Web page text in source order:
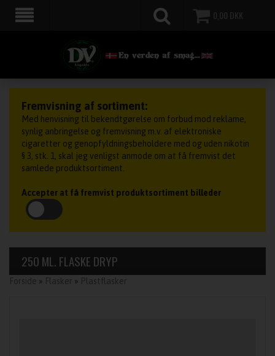
0,00 DKK
Fremvisning af sortiment:
Med henvisning til bekendtgørelse om forbud mod reklame,
synlig anbringelse og fremvisning m.v. af elektroniske
cigaretter og genopfyldningsbeholdere med og uden nikotin
§ 3, stk. 1, skal jeg venligst anmode om at få fremvist det
samlede produktsortiment.
Accepter at få fremvist produktsortiment billeder
250 ML. FLASKE DRYP
Forside » Flasker » Plastflasker